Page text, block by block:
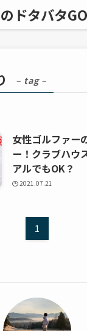
ドタバタ
– tag –
女性ゴルファー
ー！クラブハウ
アルでもOK？
2021.07.21
1